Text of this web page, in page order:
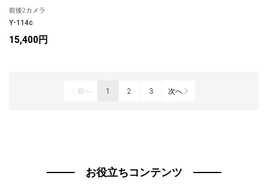
前後2カメラ
Y-114c
15,400円
前へ 1 2 3 次へ
お役立ちコンテンツ